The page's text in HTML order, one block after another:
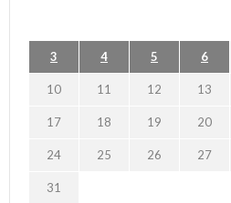
3 4 5 6
10 11 12 13
17 18 19 20
24 25 26 27
31